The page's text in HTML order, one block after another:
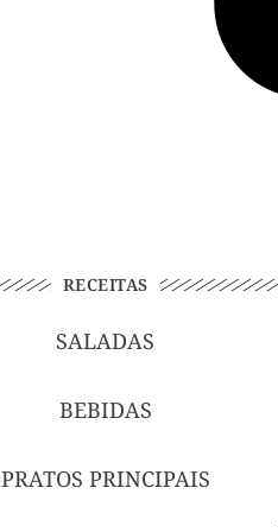
RECEITAS
SALADAS
BEBIDAS
PRATOS PRINCIPAIS